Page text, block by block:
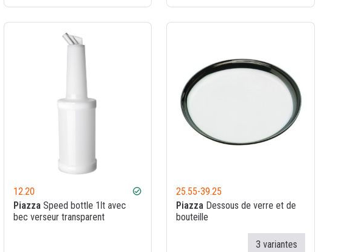
12.20 check_circle
PiazzaSpeed bottle 1lt avec
bec verseur transparent
25.55-39.25
Piazza Dessous de verre et de
bouteille
3 variantes